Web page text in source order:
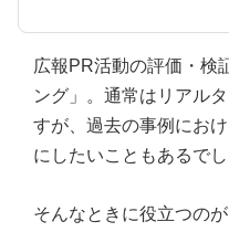
広報PR活動の評価・検
ング」。通常はリアル
すが、過去の事例にお
にしたいこともあるでし
そんなときに役立つのが